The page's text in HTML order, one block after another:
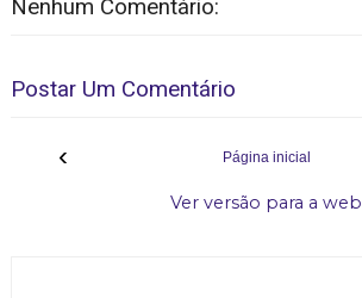
Nenhum Comentário:
Postar Um Comentário
‹ Página inicial
Ver versão para a web